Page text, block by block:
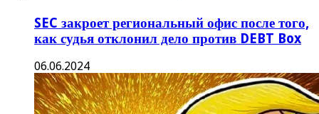
SEC закроет региональный офис после того,
как судья отклонил дело против DEBT Box
06.06.2024